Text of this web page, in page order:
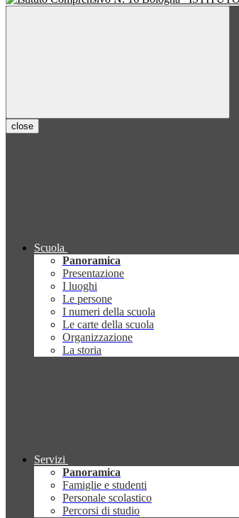
close
Scuola
Panoramica
Presentazione
I luoghi
Le persone
I numeri della scuola
Le carte della scuola
Organizzazione
La storia
Servizi
Panoramica
Famiglie e studenti
Personale scolastico
Percorsi di studio